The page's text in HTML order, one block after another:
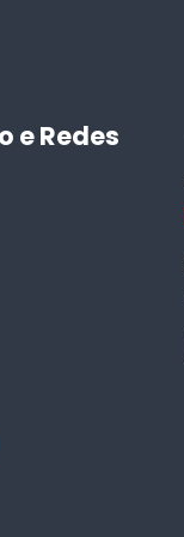
e Redes